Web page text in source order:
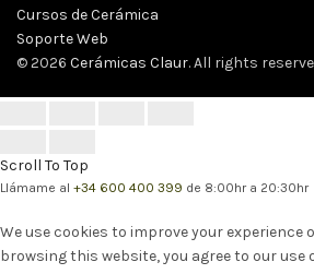
Cursos de Cerámica
Soporte Web
© 2026 Cerámicas Claur. All rights
Scroll To Top
Llámame al +34 600 400 399 de 8:00hr a 20:30hr
We use cookies to improve your experience
browsing this website, you agree to our use